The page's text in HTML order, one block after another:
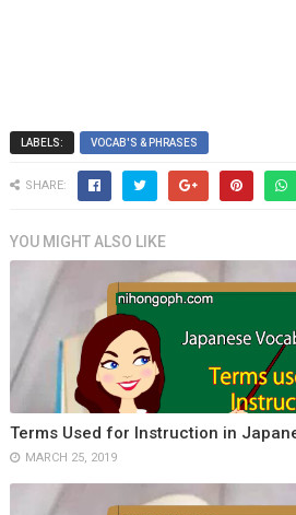
LABELS: VOCAB'S & PHRASES
SHARE:
YOU MIGHT ALSO LIKE
Terms Used for Instruction in
MARCH 25, 2019